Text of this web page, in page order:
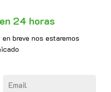
24 horas
breve nos estaremos